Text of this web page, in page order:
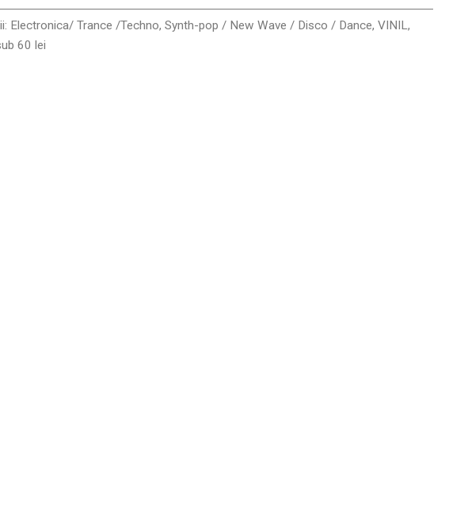
Electronica/ Trance /Techno,Synth-pop / New Wave / Disco / Dance,VINIL,
60 lei